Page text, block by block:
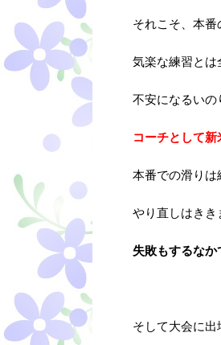
それこそ、本番
気楽な練習とは
不安になるいの
コーチとして新
本番での滑りは
やり直しはきき
失敗もするなか
そして大会に出